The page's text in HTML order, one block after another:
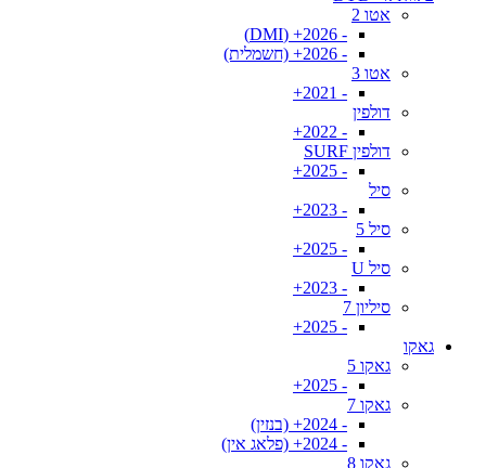
אטו 2
- 2026+ (DMI)
- 2026+ (חשמלית)
אטו 3
- 2021+
דולפין
- 2022+
דולפין SURF
- 2025+
סיל
- 2023+
סיל 5
- 2025+
סיל U
- 2023+
סיליון 7
- 2025+
גאקו
גאקו 5
- 2025+
גאקו 7
- 2024+ (בנזין)
- 2024+ (פלאג אין)
גאקו 8